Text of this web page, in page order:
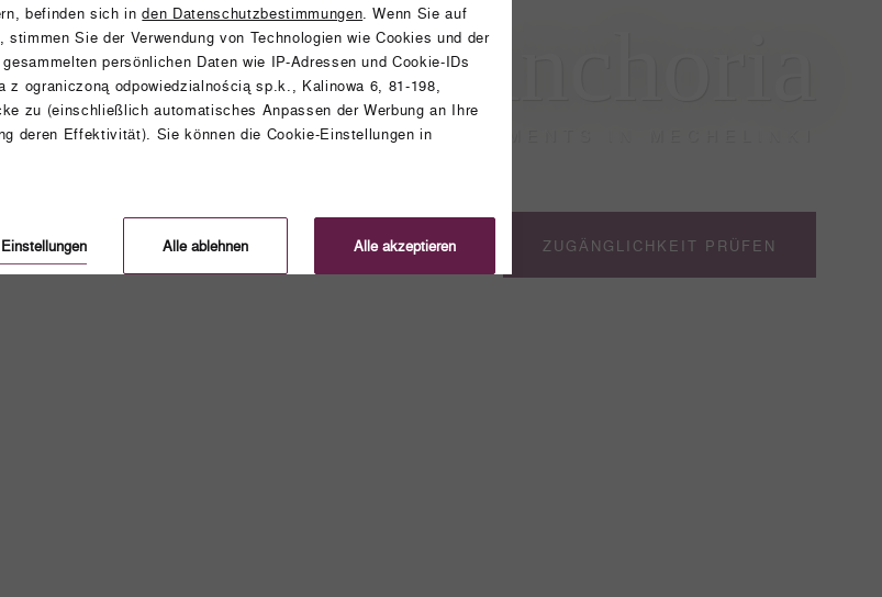
Aparthotel Anchoria
APPARTEMENTS IN MECHELINKI
ZUGÄNGLICHKEIT PRÜFEN
befinden sich inden Datenschutzbestimmungen. Wenn Sie auf
Sie der Verwendung von Technologien wie Cookies und der
persönlichen Daten wie IP-Adressen und Cookie-IDs
z ograniczoną odpowiedzialnością sp.k., Kalinowa 6, 81-198,
zu (einschließlich automatisches Anpassen der Werbung an Ihre
deren Effektivität). Sie können die Cookie-Einstellungen in
Alle ablehnen Alle akzeptieren